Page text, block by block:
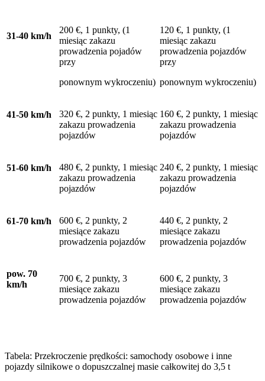
31-40 km/h
200 €, 1 punkty, (1
miesiąc zakazu
prowadzenia pojadów
przy
ponownym wykroczeniu)
120 €, 1 punkty, (1
miesiąc zakazu
prowadzenia pojazdów
przy
ponownym wykroczeniu)
41-50 km/h
320 €, 2 punkty, 1 miesiąc
zakazu prowadzenia
pojazdów
160 €, 2 punkty, 1 miesiąc
zakazu prowadzenia
pojazdów
51-60 km/h
480 €, 2 punkty, 1 miesiąc
zakazu prowadzenia
pojazdów
240 €, 2 punkty, 1 miesiąc
zakazu prowadzenia
pojazdów
61-70 km/h
600 €, 2 punkty, 2
miesiące zakazu
prowadzenia pojazdów
440 €, 2 punkty, 2
miesiące zakazu
prowadzenia pojazdów
pow. 70
km/h
700 €, 2 punkty, 3
miesiące zakazu
prowadzenia pojazdów
600 €, 2 punkty, 3
miesiące zakazu
prowadzenia pojazdów
Tabela: Przekroczenie prędkości: samochody osobowe i inne
pojazdy silnikowe o dopuszczalnej masie całkowitej do 3,5 t